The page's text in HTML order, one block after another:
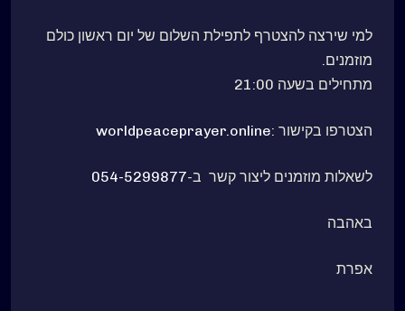
למי שירצה להצטרף לתפילת השלום של יום ראשון כולם
מוזמנים.
מתחילים בשעה 21:00
הצטרפו בקישור : worldpeaceprayer.online
לשאלות מוזמנים ליצור קשר ב-054-5299877
באהבה
אפרת